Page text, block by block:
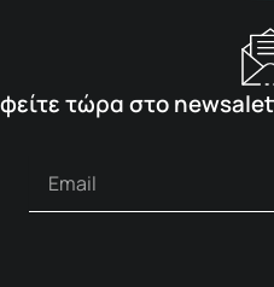
τώρα στο